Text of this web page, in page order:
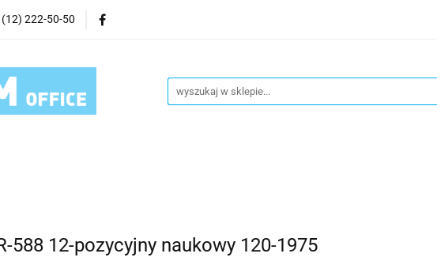
(12) 222-50-50
Kategorie Artykuły biurowe
Urządzenia i eksploatacja Blog Kontakt
588 12-pozycyjny naukowy 120-1975